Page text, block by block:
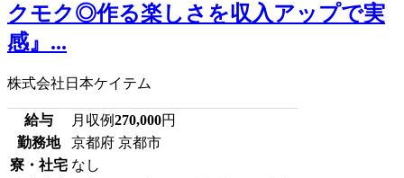
クモク◎作る楽しさを収入アップで実
感』...
株式会社日本ケイテム
給与 月収例270,000円
勤務地
京都府 京都市
寮・社宅 なし